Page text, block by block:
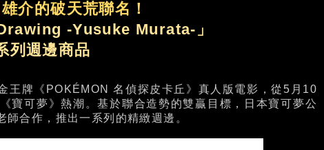
介的破天荒聯名！
-Yusuke Murata-」
列週邊商品
牌《POKÉMON 名偵探皮卡丘》真人版電影，從5月10
寶可夢》熱潮。基於聯合造勢的雙贏目標，日本寶可夢公
合作，推出一系列的精緻週邊。